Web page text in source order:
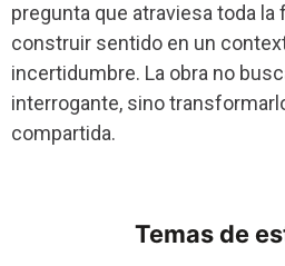
pregunta que atraviesa toda
construir sentido en un
incertidumbre. La obra no
interrogante, sino
compartida.
Temas de